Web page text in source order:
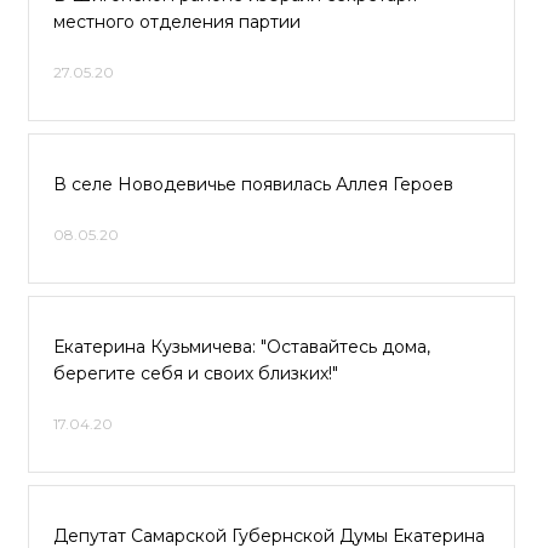
местного отделения партии
27.05.20
В селе Новодевичье появилась Аллея Героев
08.05.20
Екатерина Кузьмичева: "Оставайтесь дома,
берегите себя и своих близких!"
17.04.20
Депутат Самарской Губернской Думы Екатерина